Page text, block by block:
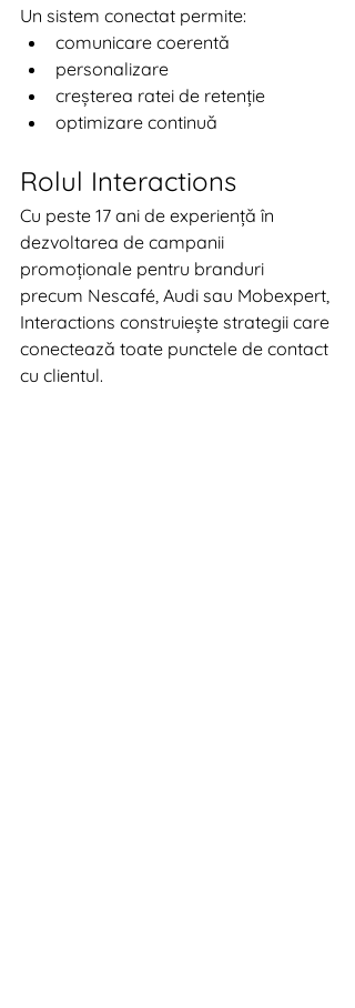
Un sistem conectat permite:
comunicare coerentă
personalizare
creșterea ratei de retenție
optimizare continuă
Rolul Interactions
Cu peste 17 ani de experiență în
dezvoltarea de campanii
promoționale pentru branduri
precum Nescafé, Audi sau Mobexpert,
Interactions construiește strategii care
conectează toate punctele de contact
cu clientul.